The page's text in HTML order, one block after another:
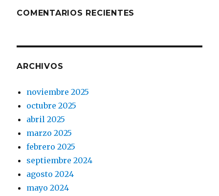
COMENTARIOS RECIENTES
ARCHIVOS
noviembre 2025
octubre 2025
abril 2025
marzo 2025
febrero 2025
septiembre 2024
agosto 2024
mayo 2024